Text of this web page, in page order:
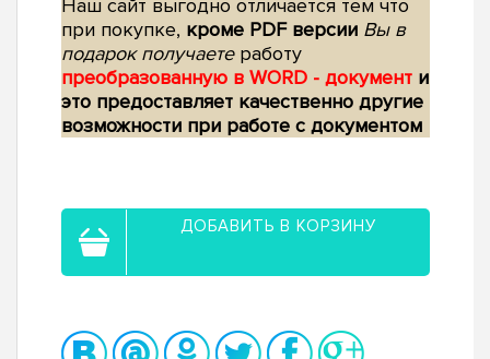
Наш сайт выгодно отличается тем что
при покупке, кроме PDF версии Вы в
подарок получаетеработу
преобразованную в WORD - документ и
это предоставляет качественно другие
возможности при работе с документом
ДОБАВИТЬ В КОРЗИНУ